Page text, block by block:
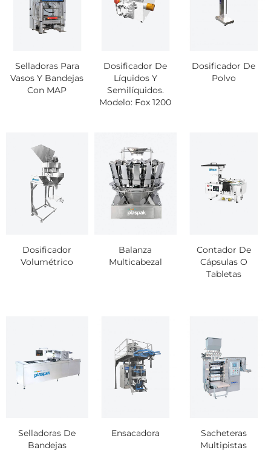
Selladoras Para
Vasos Y Bandejas
Con MAP
Dosificador De
Líquidos Y
Semilíquidos.
Modelo: Fox 1200
Dosificador De
Polvo
Dosificador
Volumétrico
Balanza
Multicabezal
Contador De
Cápsulas O
Tabletas
Selladoras De
Bandejas
Ensacadora
Sacheteras
Multipistas